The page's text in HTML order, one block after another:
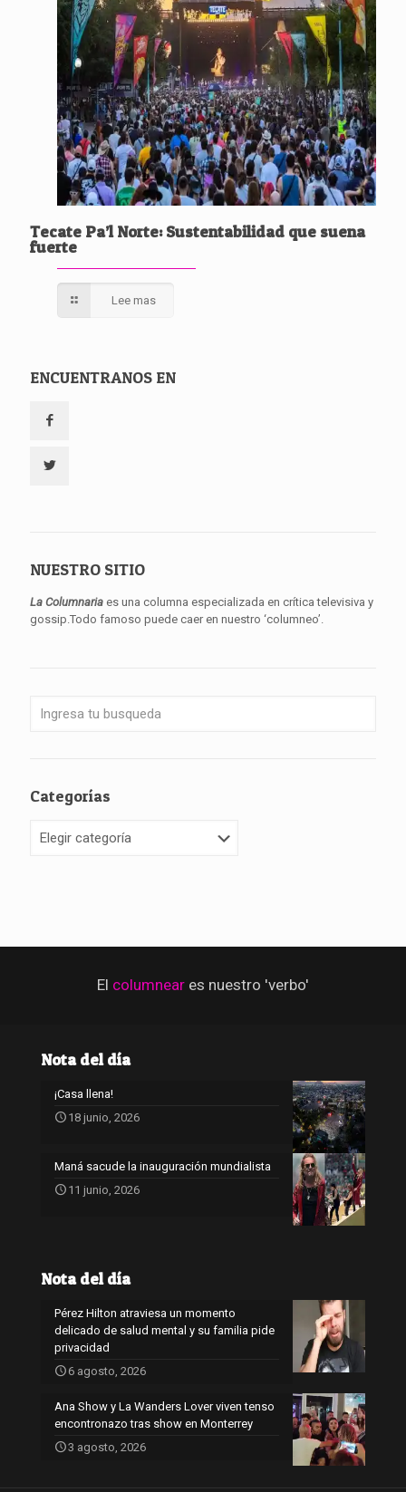
Tecate Pa’l Norte: Sustentabilidad que suena
fuerte
Lee mas
ENCUENTRANOS EN
NUESTRO SITIO
La Columnaria es una columna especializada en crítica televisiva y
gossip.Todo famoso puede caer en nuestro ‘columneo’.
Categorías
El columnear es nuestro 'verbo'
Nota del día
¡Casa llena!
18 junio, 2026
Maná sacude la inauguración mundialista
11 junio, 2026
Nota del día
Pérez Hilton atraviesa un momento
delicado de salud mental y su familia pide
privacidad
6 agosto, 2026
Ana Show y La Wanders Lover viven tenso
encontronazo tras show en Monterrey
3 agosto, 2026